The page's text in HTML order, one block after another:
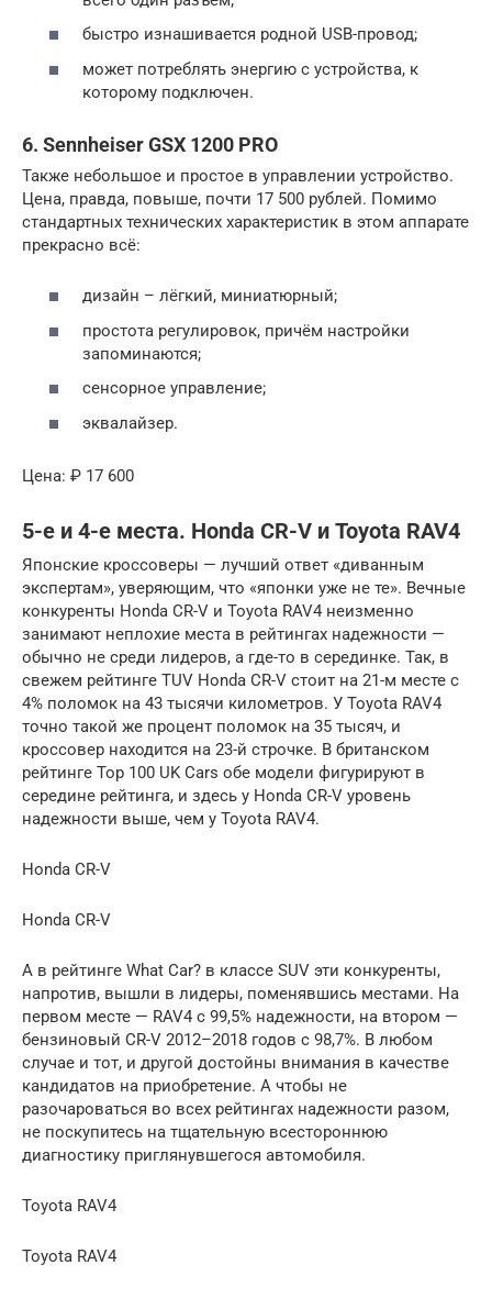
быстро изнашивается родной USB-провод;
может потреблять энергию с устройства, к
которому подключен.
6. Sennheiser GSX 1200 PRO
Также небольшое и простое в управлении устройство.
Цена, правда, повыше, почти 17 500 рублей. Помимо
стандартных технических характеристик в этом аппарате
прекрасно всё:
дизайн – лёгкий, миниатюрный;
простота регулировок, причём настройки
запоминаются;
сенсорное управление;
эквалайзер.
Цена: ₽ 17 600
5-е и 4-е места. Honda CR-V и Toyota RAV4
Японские кроссоверы — лучший ответ «диванным
экспертам», уверяющим, что «японки уже не те». Вечные
конкуренты Honda CR-V и Toyota RAV4 неизменно
занимают неплохие места в рейтингах надежности —
обычно не среди лидеров, а где-то в серединке. Так, в
свежем рейтинге TUV Honda CR-V стоит на 21-м месте с
4% поломок на 43 тысячи километров. У Toyota RAV4
точно такой же процент поломок на 35 тысяч, и
кроссовер находится на 23-й строчке. В британском
рейтинге Top 100 UK Cars обе модели фигурируют в
середине рейтинга, и здесь у Honda CR-V уровень
надежности выше, чем у Toyota RAV4.
Honda CR-V
Honda CR-V
А в рейтинге What Car? в классе SUV эти конкуренты,
напротив, вышли в лидеры, поменявшись местами. На
первом месте — RAV4 c 99,5% надежности, на втором —
бензиновый CR-V 2012–2018 годов с 98,7%. В любом
случае и тот, и другой достойны внимания в качестве
кандидатов на приобретение. А чтобы не
разочароваться во всех рейтингах надежности разом,
не поскупитесь на тщательную всестороннюю
диагностику приглянувшегося автомобиля.
Toyota RAV4
Toyota RAV4